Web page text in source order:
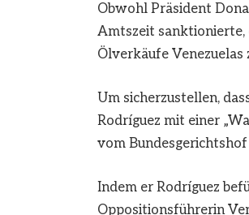
Obwohl Präsident
Amtszeit sanktionierte,
Ölverkäufe Venezuelas
Um sicherzustellen,
Rodríguez mit einer
vom
Indem er Rodríguez
Oppositionsführerin